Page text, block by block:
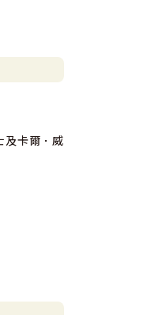
及卡爾．威